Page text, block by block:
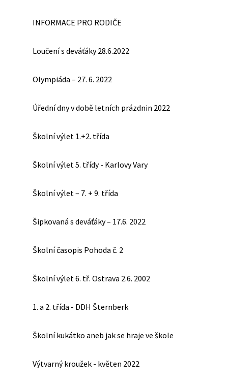
INFORMACE PRO RODIČE
Loučení s deváťáky 28.6.2022
Olympiáda – 27. 6. 2022
Úřední dny v době letních prázdnin 2022
Školní výlet 1.+2. třída
Školní výlet 5. třídy - Karlovy Vary
Školní výlet – 7. + 9. třída
Šipkovaná s deváťáky – 17.6. 2022
Školní časopis Pohoda č. 2
Školní výlet 6. tř. Ostrava 2.6. 2002
1. a 2. třída - DDH Šternberk
Školní kukátko aneb jak se hraje ve škole
Výtvarný kroužek - květen 2022